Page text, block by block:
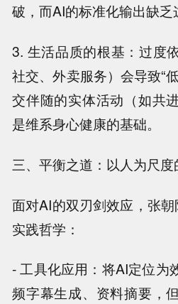
破，而AI的标准化输出缺乏
3. 生活品质的根基：过度
社交、外卖服务）会导致“
交伴随的实体活动（如共
是维系身心健康的基础。
三、平衡之道：以人为尺度
面对AI的双刃剑效应，张朝
实践哲学：
- 工具化应用：将AI定位为
频字幕生成、资料摘要，